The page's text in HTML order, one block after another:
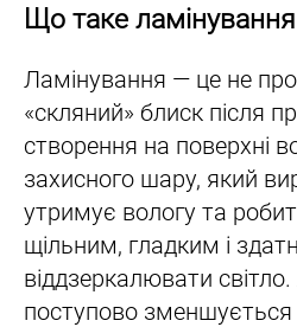
Що таке
Ламінування — це не
«скляний» блиск після
створення на поверхні
захисного шару, який
утримує вологу та
щільним, гладким і
віддзеркалювати
поступово